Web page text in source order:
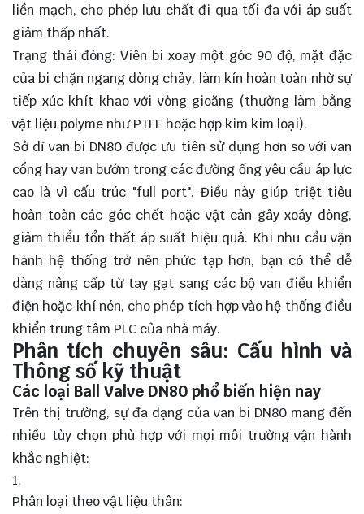
liền mạch, cho phép lưu chất đi qua tối đa với áp suất
giảm thấp nhất.
Trạng thái đóng: Viên bi xoay một góc 90 độ, mặt đặc
của bi chặn ngang dòng chảy, làm kín hoàn toàn nhờ sự
tiếp xúc khít khao với vòng gioăng (thường làm bằng
vật liệu polyme như PTFE hoặc hợp kim kim loại).
Sở dĩ van bi DN80 được ưu tiên sử dụng hơn so với van
cổng hay van bướm trong các đường ống yêu cầu áp lực
cao là vì cấu trúc "full port". Điều này giúp triệt tiêu
hoàn toàn các góc chết hoặc vật cản gây xoáy dòng,
giảm thiểu tổn thất áp suất hiệu quả. Khi nhu cầu vận
hành hệ thống trở nên phức tạp hơn, bạn có thể dễ
dàng nâng cấp từ tay gạt sang các bộ van điều khiển
điện hoặc khí nén, cho phép tích hợp vào hệ thống điều
khiển trung tâm PLC của nhà máy.
Phân tích chuyên sâu: Cấu hình và
Thông số kỹ thuật
Các loại Ball Valve DN80 phổ biến hiện nay
Trên thị trường, sự đa dạng của van bi DN80 mang đến
nhiều tùy chọn phù hợp với mọi môi trường vận hành
khắc nghiệt:
Phân loại theo vật liệu thân: